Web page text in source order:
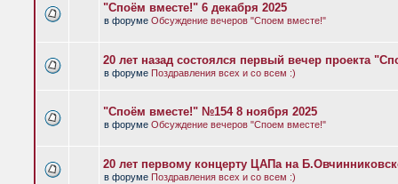
"Споём вместе!" 6 декабря 2025
в форуме Обсуждение вечеров "Споем вместе!"
20 лет назад состоялся первый вечер проекта
в форуме Поздравления всех и со всем :)
"Споём вместе!" №154 8 ноября 2025
в форуме Обсуждение вечеров "Споем вместе!"
20 лет первому концерту ЦАПа на
в форуме Поздравления всех и со всем :)